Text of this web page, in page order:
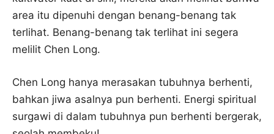
area itu dipenuhi dengan benang-benang tak
terlihat. Benang-benang tak terlihat ini segera
melilit Chen Long.
Chen Long hanya merasakan tubuhnya berhenti,
bahkan jiwa asalnya pun berhenti. Energi spiritual
surgawi di dalam tubuhnya pun berhenti bergerak,